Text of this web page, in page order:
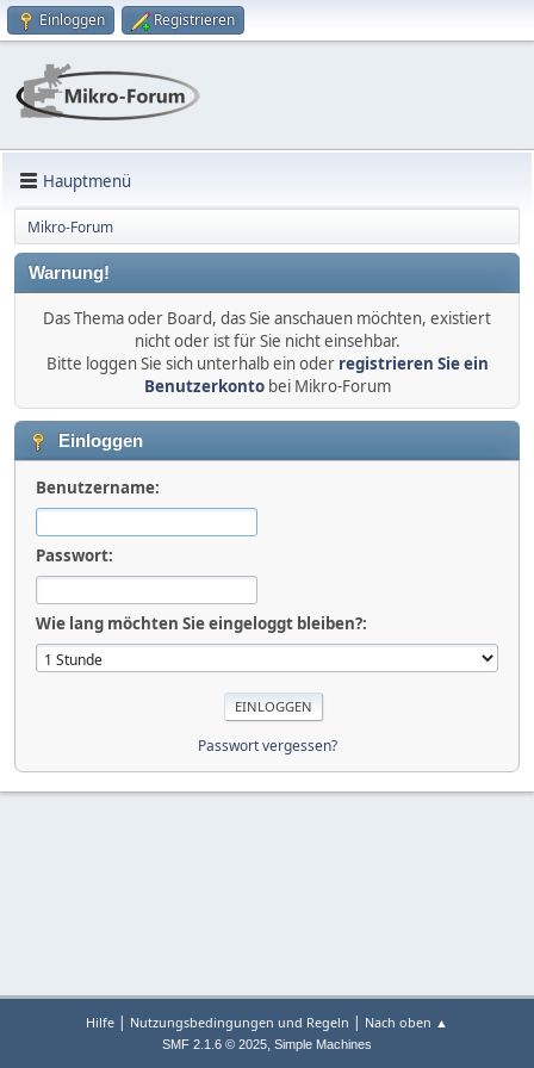
Einloggen Registrieren
Hauptmenü
Mikro-Forum
Warnung!
Das Thema oder Board, das Sie anschauen möchten, existiert
nicht oder ist für Sie nicht einsehbar.
Bitte loggen Sie sich unterhalb ein oder registrieren Sie ein
Benutzerkontobei Mikro-Forum
Einloggen
Benutzername:
Passwort:
Wie lang möchten Sie eingeloggt bleiben?:
Passwort vergessen?
Hilfe | Nutzungsbedingungen und Regeln | Nach oben ▲
SMF 2.1.6 © 2025, Simple Machines